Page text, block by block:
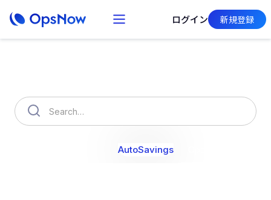
ログイン 新規登録
AutoSavings